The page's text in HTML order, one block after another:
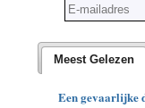
Meest Gelezen
Een gevaarlijke